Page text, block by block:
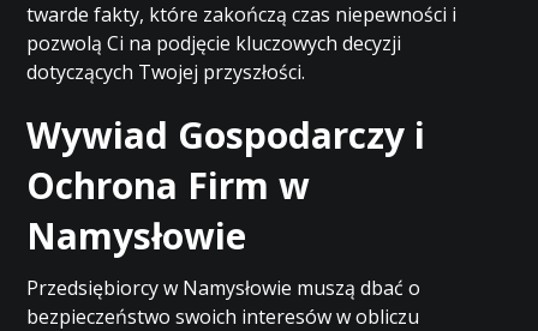
twarde fakty, które zakończą czas niepewności i
pozwolą Ci na podjęcie kluczowych decyzji
dotyczących Twojej przyszłości.
Wywiad Gospodarczy i
Ochrona Firm w
Namysłowie
Przedsiębiorcy w Namysłowie muszą dbać o
bezpieczeństwo swoich interesów w obliczu